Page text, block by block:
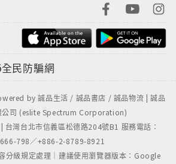
民防騙網
by 誠品生活 / 誠品書店 / 誠品物流 | 誠品
公司 (eslite Spectrum Corporation)
灣台北市信義區松德路204號B1 服務電話：
798／+886-2-8789-8921
分級規定處理｜建議使用瀏覽器版本：Google